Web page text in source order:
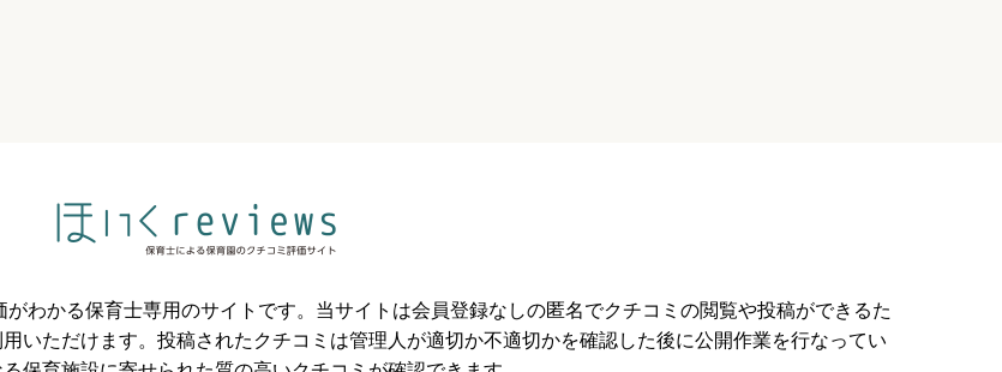
必須
わかる保育士専用のサイトです。当サイトは会員登録なしの匿名でクチコミの閲覧や投稿ができるた
いただけます。投稿されたクチコミは管理人が適切か不適切かを確認した後に公開作業を行なってい